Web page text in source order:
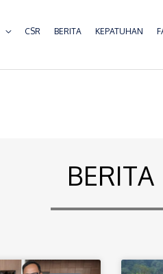
CSR BERITA KEPATUHAN
BERITA